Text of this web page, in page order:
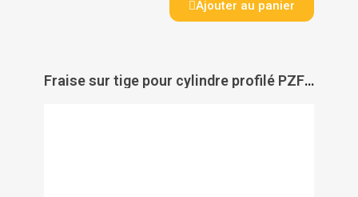
Ajouter au panier
Fraise sur tige pour cylindre profilé PZF - PFERD